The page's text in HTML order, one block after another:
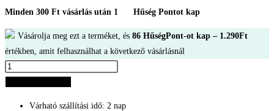
Minden 300 Ft vásárlás után 1 Hűség Pontot kap
Vásárolja meg ezt a terméket, és 86 HűségPont-ot kap – 1.290Ft
értékben, amit felhasználhat a következő vásárlásnál
Paco
Várható szállítási idő: 2 nap